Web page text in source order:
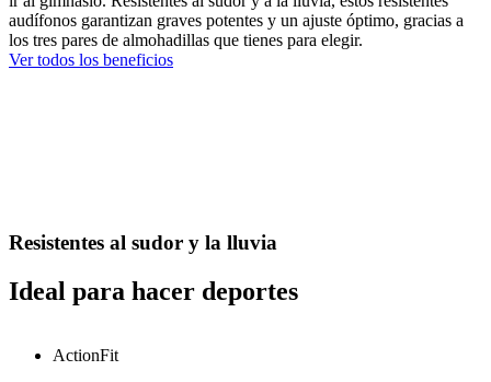
audífonos garantizan graves potentes y un ajuste óptimo, gracias a
los tres pares de almohadillas que tienes para elegir.
Ver todos los beneficios
Resistentes al sudor y la lluvia
Ideal para hacer deportes
ActionFit